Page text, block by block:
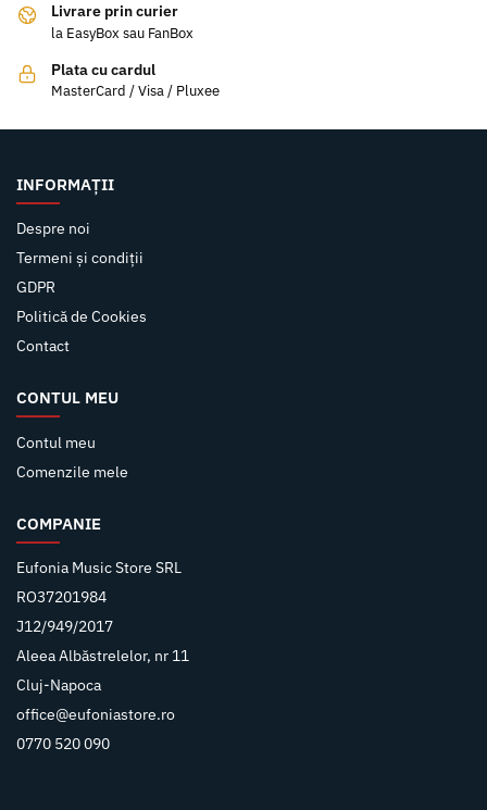
Livrare prin curier
la EasyBox sau FanBox
Plata cu cardul
MasterCard / Visa / Pluxee
INFORMAȚII
Despre noi
Termeni și condiții
GDPR
Politică de Cookies
Contact
CONTUL MEU
Contul meu
Comenzile mele
COMPANIE
Eufonia Music Store SRL
RO37201984
J12/949/2017
Aleea Albăstrelelor, nr 11
Cluj-Napoca
office@eufoniastore.ro
0770 520 090